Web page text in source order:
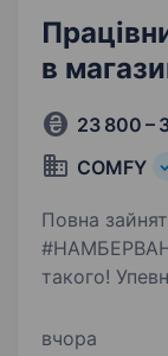
в
23 800 –
COMFY
Повна зайнятість. Ти схожий
такого! Упевнені, тобі буде легко: виконувати
вчора